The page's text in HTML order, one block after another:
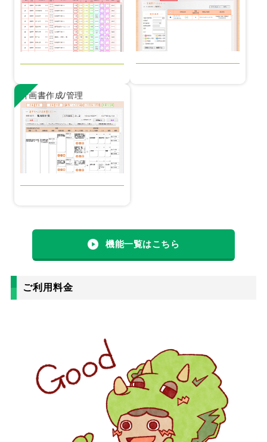
計画書作成/管理
機能一覧はこちら
ご利用料金